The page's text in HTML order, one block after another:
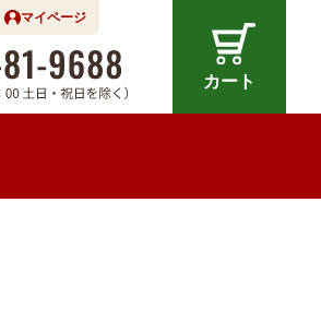
マイページ
カート